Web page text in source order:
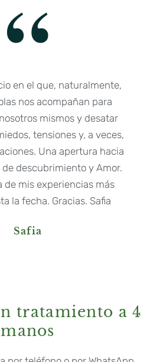
en el que, naturalmente,
nos acompañan para
mismos y desatar
tensiones y, a veces,
Una apertura hacia
descubrimiento y Amor.
de mis experiencias más
la fecha. Gracias. Safia
Safia
tratamiento a 4
manos